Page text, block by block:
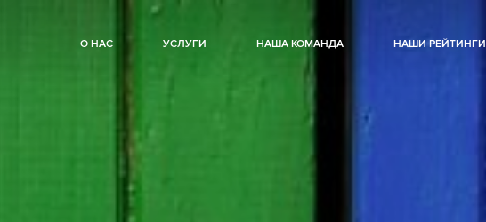
О НАС УСЛУГИ НАША КОМАНДА НАШИ РЕЙТИНГИ